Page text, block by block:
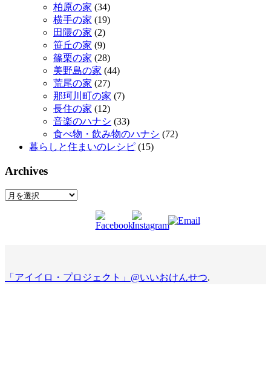
柏原の家 (34)
横手の家 (19)
田隈の家 (2)
笹丘の家 (9)
篠栗の家 (28)
美野島の家 (44)
荒尾の家 (27)
那珂川町の家 (7)
長住の家 (12)
音楽のハナシ (33)
食べ物・飲み物のハナシ (72)
暮らしと住まいのレシピ (15)
Archives
Archives
「アイイロ・プロジェクト」@いいおけんせつ.